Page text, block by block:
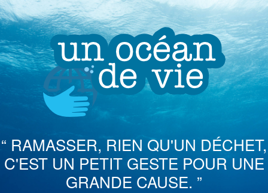
Skip
to
content
“ RAMASSER, RIEN QU'UN DÉCHET,
C'EST UN PETIT GESTE POUR UNE
GRANDE CAUSE. ”